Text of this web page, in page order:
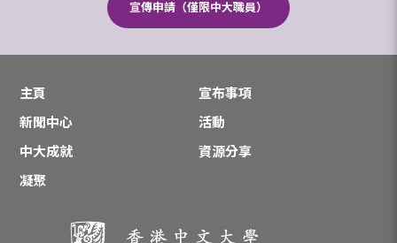
宣傳申請（僅限中大職員）
主頁
宣布事項
新聞中心
活動
中大成就
資源分享
凝聚